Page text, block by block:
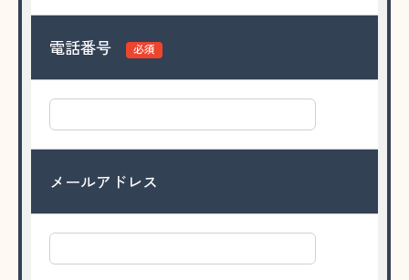
電話番号 必須
メールアドレス